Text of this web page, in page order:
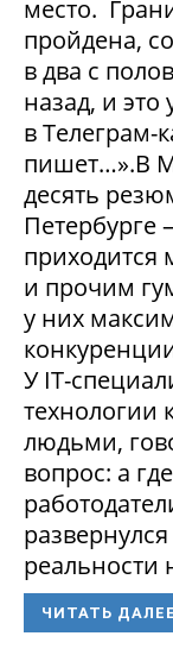
место.
пройдена,
в два с
назад, и
в Телеграм-
пишет…».В
десять
Петербурге
приходится
и прочим
у них
У IT-
технологии
людьми,
вопрос: а
реальности
ЧИТАТЬ ДАЛЕЕ